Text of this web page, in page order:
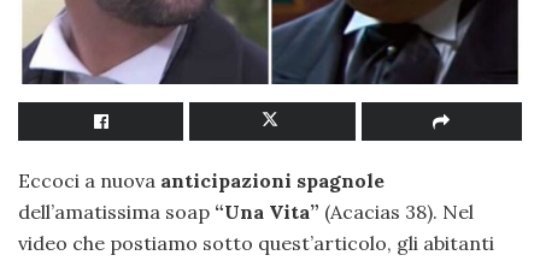
Eccoci a nuova anticipazioni spagnole
dell’amatissima soap “Una Vita” (Acacias 38). Nel
video che postiamo sotto quest’articolo, gli abitanti